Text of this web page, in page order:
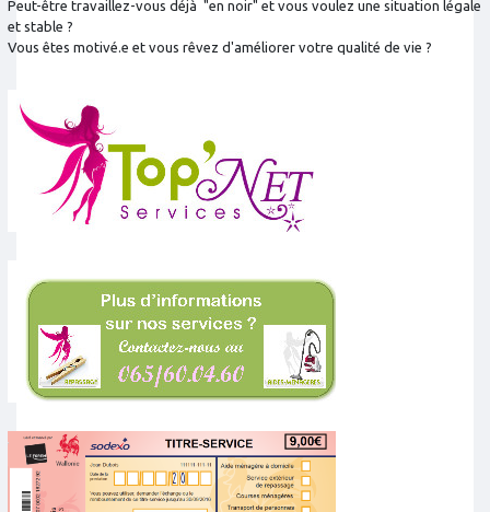
Peut-être travaillez-vous déjà "en noir" et vous voulez une situation légale
et stable ?
Vous êtes motivé.e et vous rêvez d'améliorer votre qualité de vie ?